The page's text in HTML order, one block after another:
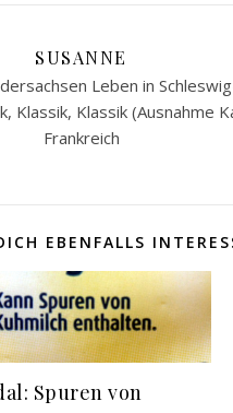
SUSANNE
Leben in
Klassik, Klassik (Ausnahme
Frankreich
EBENFALLS
Spuren von